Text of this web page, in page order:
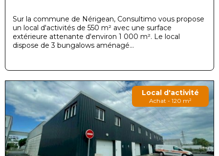
Sur la commune de Nérigean, Consultimo vous propose
un local d'activités de 550 m² avec une surface
extérieure attenante d'environ 1 000 m². Le local
dispose de 3 bungalows aménagé...
Local d'activité
Achat - 120 m²